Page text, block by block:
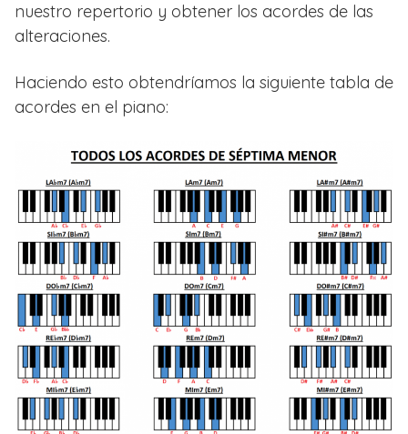
nuestro repertorio y obtener los acordes de las
alteraciones.
Haciendo esto obtendríamos la siguiente tabla de
acordes en el piano: